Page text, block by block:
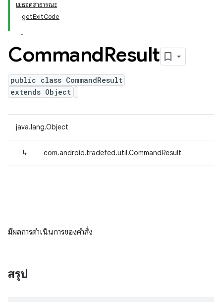
เมธอดสาธารณะ
getExitCode
CommandResult
public class CommandResult
extends Object
java.lang.Object
↳ com.android.tradefed.util.CommandResult
มีผลการดําเนินการของคําสั่ง
สรุป